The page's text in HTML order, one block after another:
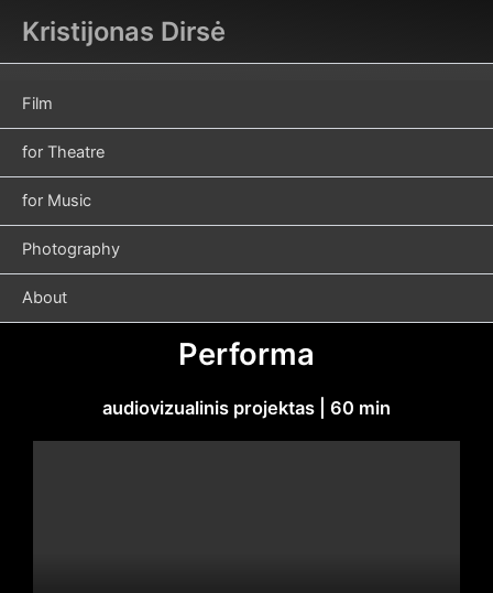
content
Kristijonas Dirsė
Film
for Theatre
for Music
Photography
About
Performa
audiovizualinis projektas | 60 min